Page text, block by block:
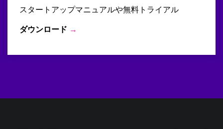
スタートアップマニュアルや無料トライアル
ダウンロード →